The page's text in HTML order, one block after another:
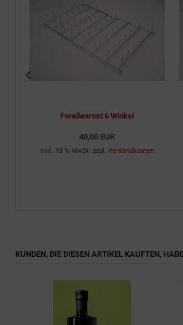
Forellenrost 6 Winkel
40,00 EUR
inkl. 19 % MwSt. zzgl. Versandkosten
KUNDEN, DIE DIESEN ARTIKEL KAUFTEN,